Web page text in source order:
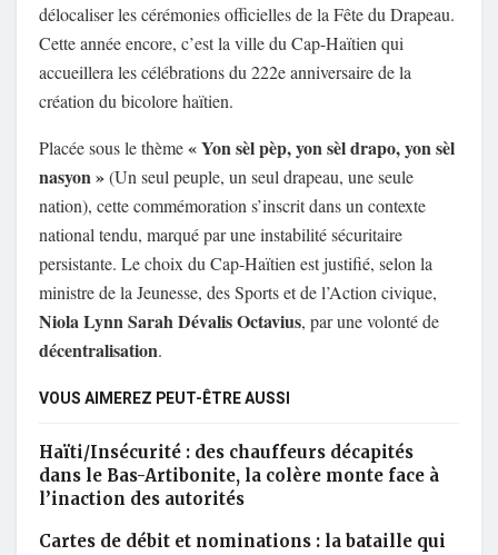
délocaliser les cérémonies officielles de la Fête du Drapeau.
Cette année encore, c’est la ville du Cap-Haïtien qui
accueillera les célébrations du 222e anniversaire de la
création du bicolore haïtien.
Placée sous le thème« Yon sèl pèp, yon sèl drapo, yon sèl
nasyon »(Un seul peuple, un seul drapeau, une seule
nation), cette commémoration s’inscrit dans un contexte
national tendu, marqué par une instabilité sécuritaire
persistante. Le choix du Cap-Haïtien est justifié, selon la
ministre de la Jeunesse, des Sports et de l’Action civique,
Niola Lynn Sarah Dévalis Octavius, par une volonté de
décentralisation.
VOUS AIMEREZ PEUT-ÊTRE AUSSI
Haïti/Insécurité : des chauffeurs décapités
dans le Bas-Artibonite, la colère monte face à
l’inaction des autorités
Cartes de débit et nominations : la bataille qui